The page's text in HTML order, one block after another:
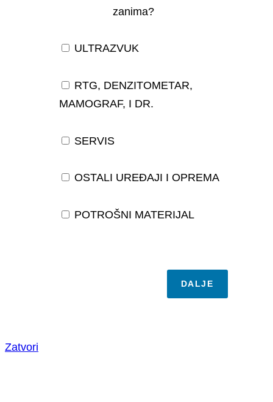
zanima?
ULTRAZVUK
RTG, DENZITOMETAR,
MAMOGRAF, I DR.
SERVIS
OSTALI UREĐAJI I OPREMA
POTROŠNI MATERIJAL
DALJE
Zatvori